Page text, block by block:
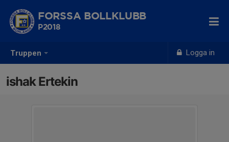
Truppen Logga in
FORSSA BOLLKLUBB
P2018
ishak Ertekin